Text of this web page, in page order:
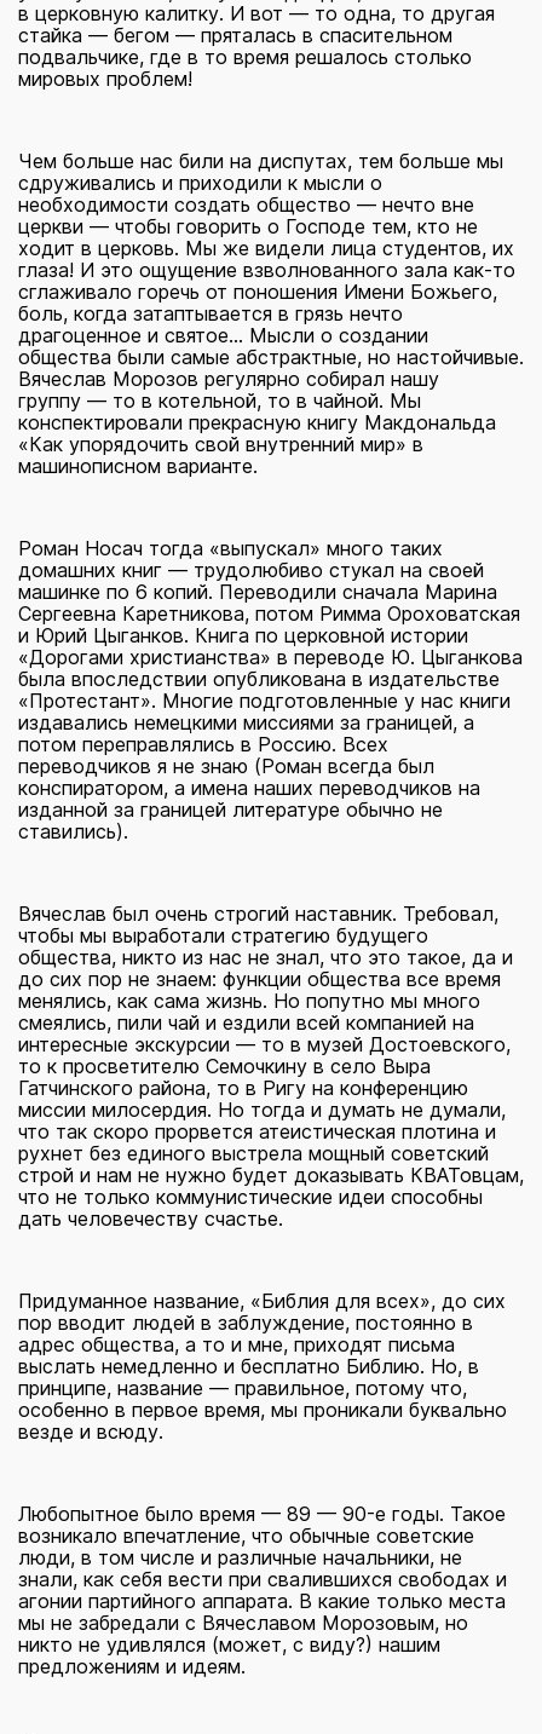
в церковную калитку. И вот — то одна, то другая
стайка — бегом — пряталась в спасительном
подвальчике, где в то время решалось столько
мировых проблем!
Чем больше нас били на диспутах, тем больше мы
сдруживались и приходили к мысли о
необходимости создать общество — нечто вне
церкви — чтобы говорить о Господе тем, кто не
ходит в церковь. Мы же видели лица студентов, их
глаза! И это ощущение взволнованного зала как-то
сглаживало горечь от поношения Имени Божьего,
боль, когда затаптывается в грязь нечто
драгоценное и святое... Мысли о создании
общества были самые абстрактные, но настойчивые.
Вячеслав Морозов регулярно собирал нашу
группу — то в котельной, то в чайной. Мы
конспектировали прекрасную книгу Макдональда
«Как упорядочить свой внутренний мир» в
машинописном варианте.
Роман Носач тогда «выпускал» много таких
домашних книг — трудолюбиво стукал на своей
машинке по 6 копий. Переводили сначала Марина
Сергеевна Каретникова, потом Римма Ороховатская
и Юрий Цыганков. Книга по церковной истории
«Дорогами христианства» в переводе Ю. Цыганкова
была впоследствии опубликована в издательстве
«Протестант». Многие подготовленные у нас книги
издавались немецкими миссиями за границей, а
потом переправлялись в Россию. Всех
переводчиков я не знаю (Роман всегда был
конспиратором, а имена наших переводчиков на
изданной за границей литературе обычно не
ставились).
Вячеслав был очень строгий наставник. Требовал,
чтобы мы выработали стратегию будущего
общества, никто из нас не знал, что это такое, да и
до сих пор не знаем: функции общества все время
менялись, как сама жизнь. Но попутно мы много
смеялись, пили чай и ездили всей компанией на
интересные экскурсии — то в музей Достоевского,
то к просветителю Семочкину в село Выра
Гатчинского района, то в Ригу на конференцию
миссии милосердия. Но тогда и думать не думали,
что так скоро прорвется атеистическая плотина и
рухнет без единого выстрела мощный советский
строй и нам не нужно будет доказывать КВАТовцам,
что не только коммунистические идеи способны
дать человечеству счастье.
Придуманное название, «Библия для всех», до сих
пор вводит людей в заблуждение, постоянно в
адрес общества, а то и мне, приходят письма
выслать немедленно и бесплатно Библию. Но, в
принципе, название — правильное, потому что,
особенно в первое время, мы проникали буквально
везде и всюду.
Любопытное было время — 89 — 90-е годы. Такое
возникало впечатление, что обычные советские
люди, в том числе и различные начальники, не
знали, как себя вести при свалившихся свободах и
агонии партийного аппарата. В какие только места
мы не забредали с Вячеславом Морозовым, но
никто не удивлялся (может, с виду?) нашим
предложениям и идеям.